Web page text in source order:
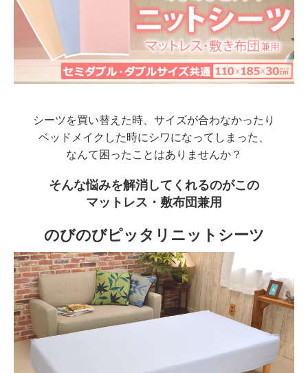
シーツを買い替えた時、サイズが合わなかったり
ベッドメイクした時にシワになってしまった、
なんて困ったことはありませんか？
そんな悩みを解消してくれるのがこの
マットレス・敷布団兼用
のびのびピッタリニットシーツ